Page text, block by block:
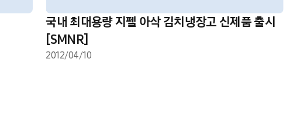
국내 최대용량 지펠 아삭 김치냉장고 신제품 출시
[SMNR]
2012/04/10